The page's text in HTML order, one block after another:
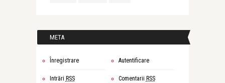
META
Înregistrare Autentificare
Intrări RSS Comentarii RSS